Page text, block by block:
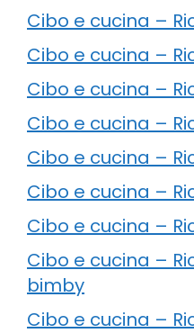
Cibo e cucina –
Cibo e cucina –
Cibo e cucina –
Cibo e cucina –
Cibo e cucina –
Cibo e cucina –
Cibo e cucina –
Cibo e cucina –
bimby
Cibo e cucina –